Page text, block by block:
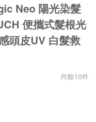
Neo 陽光染髮
便攜式髮根光
頭皮UV 白髮救
尚餘10件